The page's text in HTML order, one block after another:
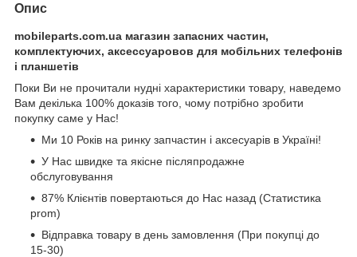
Опис
mobileparts.com.ua магазин запасних частин,
комплектуючих, аксессуаровов для мобільних телефонів
і планшетів
Поки Ви не прочитали нудні характеристики товару, наведемо
Вам декілька 100% доказів того, чому потрібно зробити
покупку саме у Нас!
Ми 10 Років на ринку запчастин і аксесуарів в Україні!
У Нас швидке та якісне післяпродажне
обслуговування
87% Клієнтів повертаються до Нас назад (Статистика
prom)
Відправка товару в день замовлення (При покупці до
15-30)